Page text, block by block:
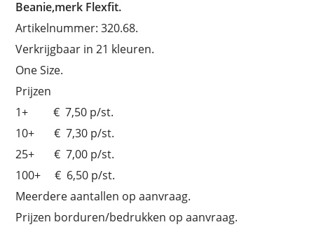
Beanie,merk Flexfit.
Artikelnummer: 320.68.
Verkrijgbaar in 21 kleuren.
One Size.
Prijzen
1+ € 7,50 p/st.
10+ € 7,30 p/st.
25+ € 7,00 p/st.
100+ € 6,50 p/st.
Meerdere aantallen op aanvraag.
Prijzen borduren/bedrukken op aanvraag.